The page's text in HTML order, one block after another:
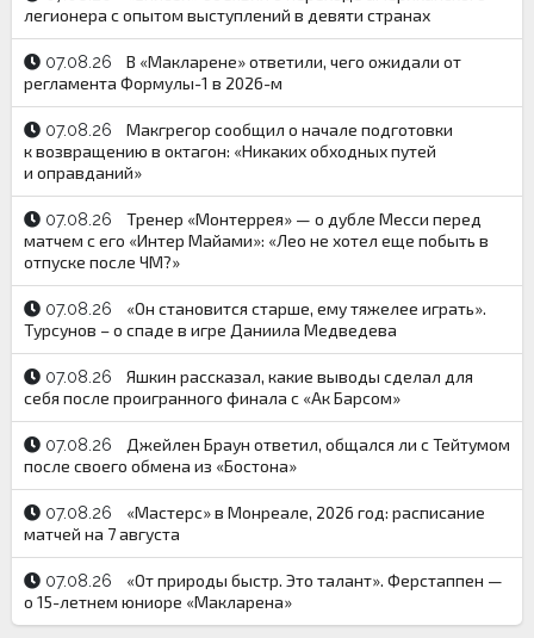
легионера с опытом выступлений в девяти странах
07.08.26
В «Макларене» ответили, чего ожидали от
регламента Формулы-1 в 2026-м
07.08.26
Макгрегор сообщил о начале подготовки
к возвращению в октагон: «Никаких обходных путей
и оправданий»
07.08.26
Тренер «Монтеррея» — о дубле Месси перед
матчем с его «Интер Майами»: «Лео не хотел еще побыть в
отпуске после ЧМ?»
07.08.26
«Он становится старше, ему тяжелее играть».
Турсунов – о спаде в игре Даниила Медведева
07.08.26
Яшкин рассказал, какие выводы сделал для
себя после проигранного финала с «Ак Барсом»
07.08.26
Джейлен Браун ответил, общался ли с Тейтумом
после своего обмена из «Бостона»
07.08.26
«Мастерс» в Монреале, 2026 год: расписание
матчей на 7 августа
07.08.26
«От природы быстр. Это талант». Ферстаппен —
о 15-летнем юниоре «Макларена»